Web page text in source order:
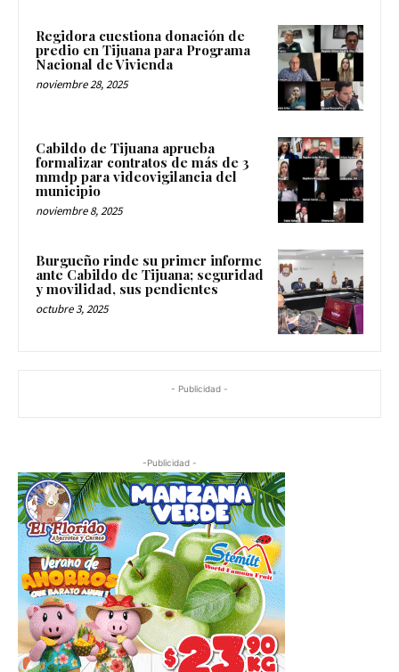
Regidora cuestiona donación de
predio en Tijuana para Programa
Nacional de Vivienda
noviembre 28, 2025
Cabildo de Tijuana aprueba
formalizar contratos de más de 3
mmdp para videovigilancia del
municipio
noviembre 8, 2025
Burgueño rinde su primer informe
ante Cabildo de Tijuana; seguridad
y movilidad, sus pendientes
octubre 3, 2025
- Publicidad -
-Publicidad -